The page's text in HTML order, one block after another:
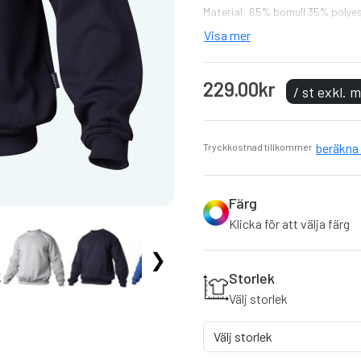
❯
Material: 65% bomull 35%
Storlek: S-XXL
Klassisk sweatshirt.
Svenskt märke.
Muddar som gör att den
Utmärkt för tryck och
Tröjan finns i 6 olika färger.
Visa mer
229.00kr / st exkl.
Tryckkostnad tillkommer
Färg
Klicka för att välja färg
Storlek
Välj storlek